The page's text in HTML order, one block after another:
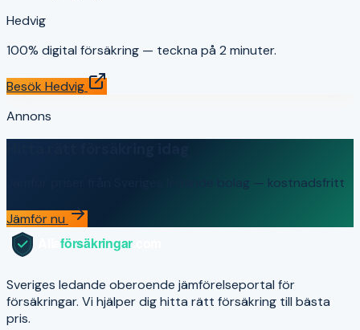
Hedvig
100% digital försäkring — teckna på 2 minuter.
Besök Hedvig
Annons
Jämför priser från Sveriges ledande bolag — kostnadsfritt
Jämför nu
Sveriges ledande oberoende jämförelseportal för
försäkringar. Vi hjälper dig hitta rätt försäkring till bästa
pris.